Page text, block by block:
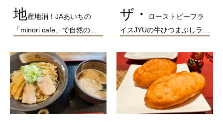
地産地消！JAあいちの
「minori cafe」で自然の…
ザ・
ローストビーフラ
イスJYUの牛ひつまぶしラ…